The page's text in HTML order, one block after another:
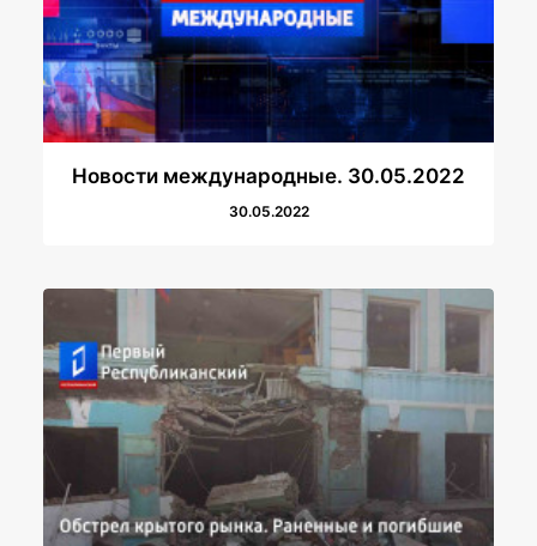
Новости международные. 30.05.2022
30.05.2022